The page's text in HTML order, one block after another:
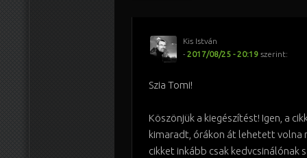
Kis István
- 2017/08/25 - 20:19 szerint:
Szia Tomi!
Köszönjük a kiegészítést! Igen, a
kimaradt, órákon át lehetett volna
cikket inkább csak kedvcsinálónak